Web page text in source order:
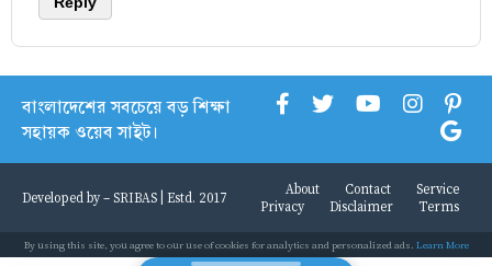
বাংলাদেশের সবচেয়ে বড় শিক্ষা
সহায়ক ওয়েব সাইট।
Developed by - SRIBAS | Estd. 2017 About Contact
Service
Privacy
Disclaimer Terms
By using this site, you agree to our use of cookies for analytics and personalized ads. Learn More